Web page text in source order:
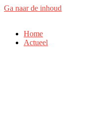
Ga naar de inhoud
Home
Actueel